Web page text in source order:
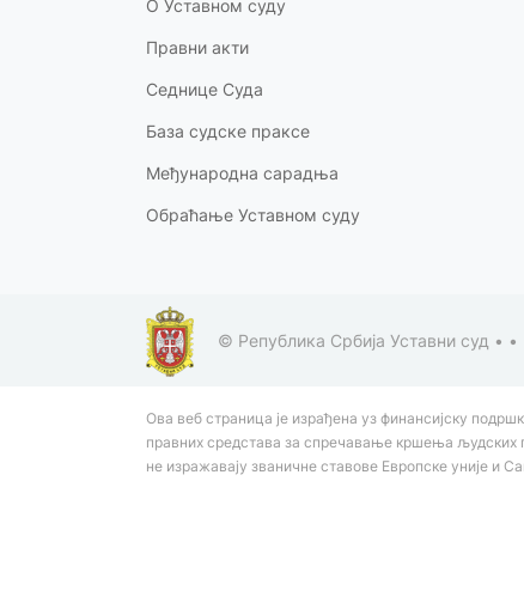
О Уставном суду
Правни акти
Седнице Суда
База судске праксе
Међународна сарадња
Обраћање Уставном суду
© Република Србија Уставни суд • •
Ова веб страница је израђена уз финансијску
правних средстава за спречавање кршења људских
не изражавају званичне ставове Европске уније и